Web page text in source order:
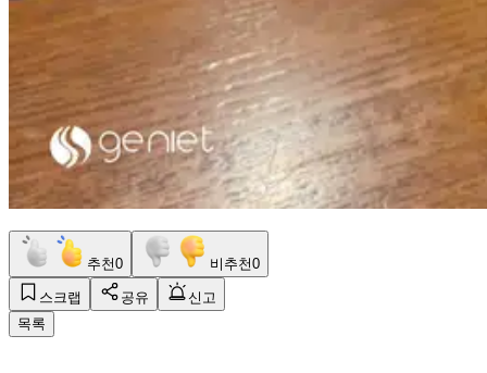
추천0 비추천0
스크랩 공유
신고
목록